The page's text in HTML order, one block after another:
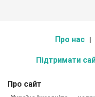
Про нас
Підтримати
Про сайт